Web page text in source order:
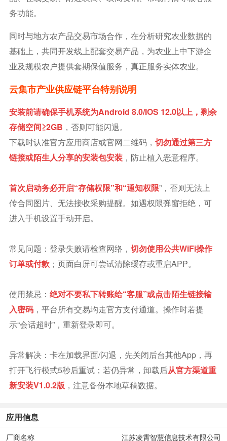
务功能。
同时与地方农产品交易市场合作，在分析研究农业数据的
基础上，共同开发线上配套交易产品，为农业上中下游企
业及规模农户提供套期保值服务，真正服务实体农业。
云集市产业供应链平台特别说明
安装前请确保手机系统为Android 8.0/iOS 12.0以上，剩余
存储空间≥2GB ，否则可能闪退。
下载时认准官方应用商店或官网二维码， 切勿通过第三方
链接或陌生人分享的安装包安装，防止植入恶意程序。
首次启动务必开启“存储权限”和“通知权限”，否则无法上
传合同图片、无法接收采购提醒。如遇权限弹窗拒绝，可
进入手机设置手动开启。
常见问题：登录失败请检查网络， 切勿使用公共WiFi操作
订单或付款；页面白屏可尝试清除缓存或重启APP。
使用禁忌： 绝对不要私下转账给“客服”或点击陌生链接输
入密码，平台所有交易均走官方支付通道。操作时若提
示“会话超时”，重新登录即可。
异常解决：卡在加载界面/闪退，先关闭后台其他App，再
打开飞行模式5秒后重试；若仍异常，卸载后从官方渠道重
新安装v1.0.2版 ，注意备份本地草稿数据。
应用信息
厂商名称 江苏凌霄智慧信息技术有限公司